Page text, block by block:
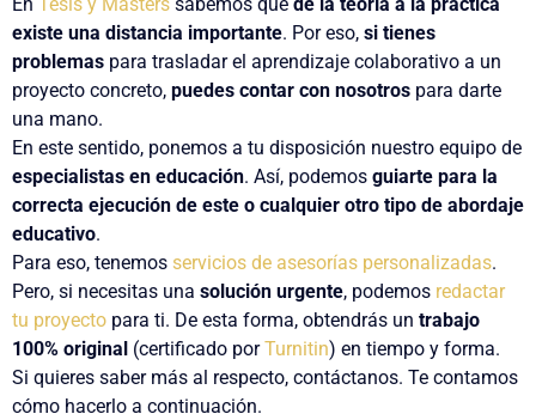
En Tesis y Másters sabemos que de la teoría a la práctica
existe una distancia importante. Por eso, si tienes
problemas para trasladar el aprendizaje colaborativo a un
proyecto concreto, puedes contar con nosotros para darte
una mano.
En este sentido, ponemos a tu disposición nuestro equipo de
especialistas en educación. Así, podemos guiarte para la
correcta ejecución de este o cualquier otro tipo de abordaje
educativo.
Para eso, tenemos servicios de asesorías personalizadas.
Pero, si necesitas una solución urgente, podemos redactar
tu proyecto para ti. De esta forma, obtendrás un trabajo
100% original (certificado porTurnitin) en tiempo y forma.
Si quieres saber más al respecto, contáctanos. Te contamos
cómo hacerlo a continuación.